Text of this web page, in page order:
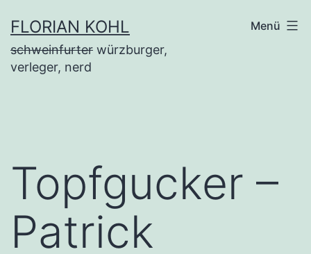
Inhalt
springen
FLORIAN KOHL
schweinfurter würzburger,
verleger, nerd
Menü
Topfgucker –
Patrick